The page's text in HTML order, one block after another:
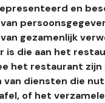
en
gezamenlijk
is die aan het
het restaurant
diensten die
of het